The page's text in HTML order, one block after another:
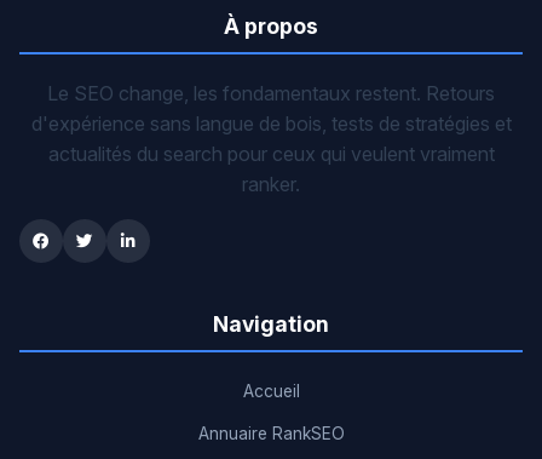
À propos
Le SEO change, les fondamentaux restent. Retours
d'expérience sans langue de bois, tests de stratégies et
actualités du search pour ceux qui veulent vraiment
ranker.
Navigation
Accueil
Annuaire RankSEO